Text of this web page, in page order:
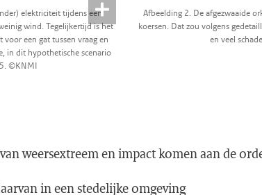
elektriciteit tijdens een
wind. Tegelijkertijd is het
een gat tussen vraag en
in dit hypothetische scenario
©KNMI
Afbeelding 2. De afgezwaaide
koersen. Dat zou volgens
en veel
weersextreem en impact komen aan de
in een stedelijke omgeving